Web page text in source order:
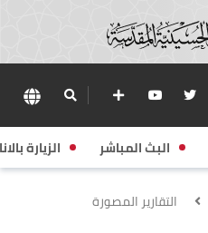
البث المباشر الزيارة
التقارير المصورة